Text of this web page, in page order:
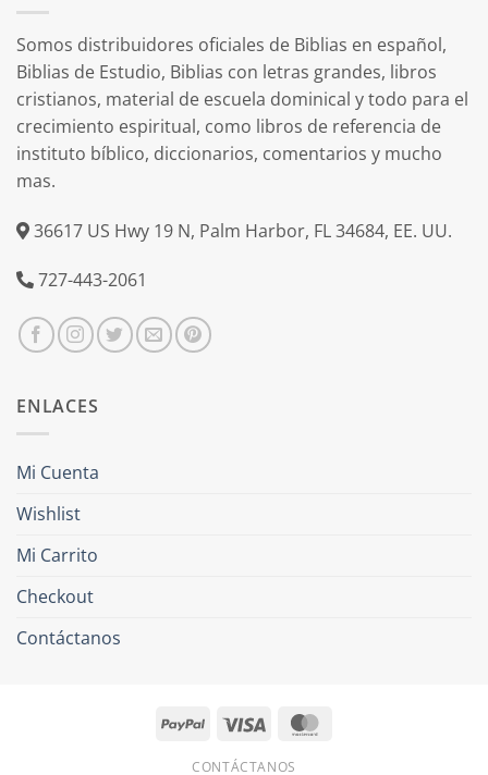
Somos distribuidores oficiales de Biblias en español,
Biblias de Estudio, Biblias con letras grandes, libros
cristianos, material de escuela dominical y todo para el
crecimiento espiritual, como libros de referencia de
instituto bíblico, diccionarios, comentarios y mucho
mas.
36617 US Hwy 19 N, Palm Harbor, FL 34684, EE. UU.
727-443-2061
ENLACES
Mi Cuenta
Wishlist
Mi Carrito
Checkout
Contáctanos
PayPal Visa
CONTÁCTANOS